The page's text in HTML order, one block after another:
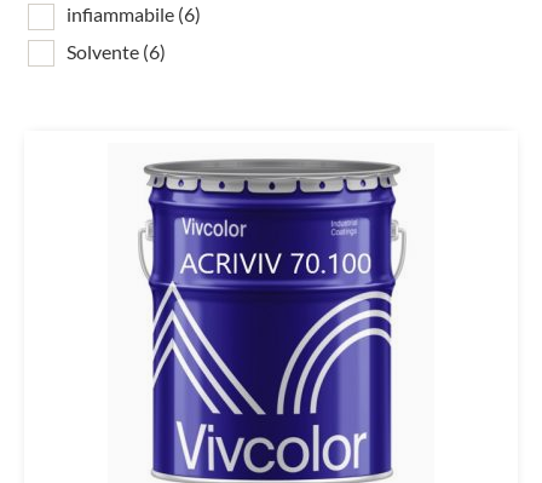
infiammabile (6)
Solvente (6)